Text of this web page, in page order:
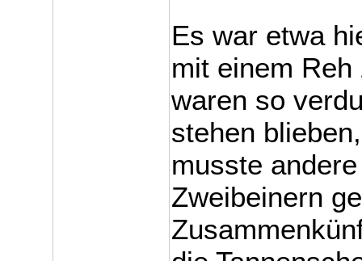
Es war etwa
mit einem
waren so
stehen
musste
Zweibeinern